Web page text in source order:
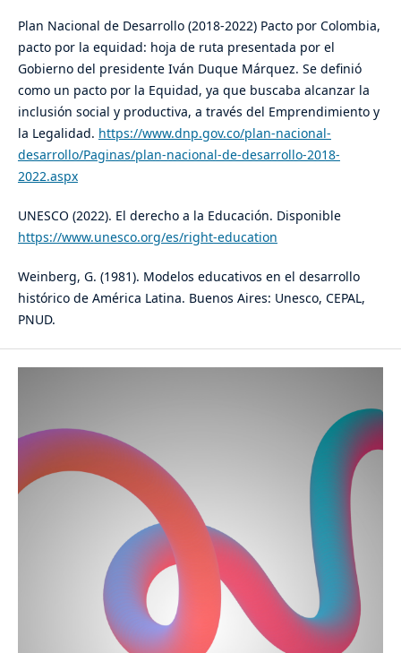
Plan Nacional de Desarrollo (2018-2022) Pacto por Colombia,
pacto por la equidad: hoja de ruta presentada por el
Gobierno del presidente Iván Duque Márquez. Se definió
como un pacto por la Equidad, ya que​ buscaba alcanzar la
inclusión social y productiva, a través del Emprendimiento y
la Legalidad. https://www.dnp.gov.co/plan-nacional-
desarrollo/Paginas/plan-nacional-de-desarrollo-2018-
2022.aspx
UNESCO (2022). El derecho a la Educación. Disponible
https://www.unesco.org/es/right-education
Weinberg, G. (1981). Modelos educativos en el desarrollo
histórico de América Latina. Buenos Aires: Unesco, CEPAL,
PNUD.